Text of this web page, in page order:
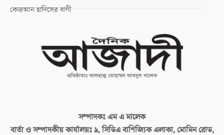
কোরআন হাদিসের বাণী
সম্পাদকঃএম এ মালেক
বার্তা ও সম্পাদকীয় কার্যালয়ঃ৯, সিডিএ বাণিজ্যিক এলাকা, মোমিন রোড,